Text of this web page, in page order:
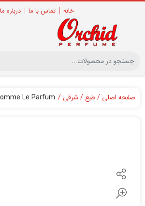
خانه تماس با ما درباره ما
صفحه اصلی طبع شرقی Le Parfum